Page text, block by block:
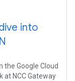
into
the Google Cloud
at NCC Gateway